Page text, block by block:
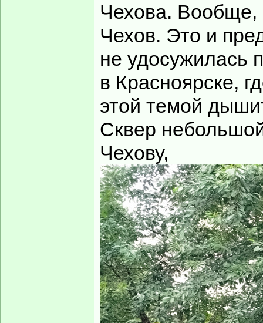
Чехова. Вообще,
Чехов. Это и
не удосужилась
в Красноярске,
этой темой
Сквер
Чехову,